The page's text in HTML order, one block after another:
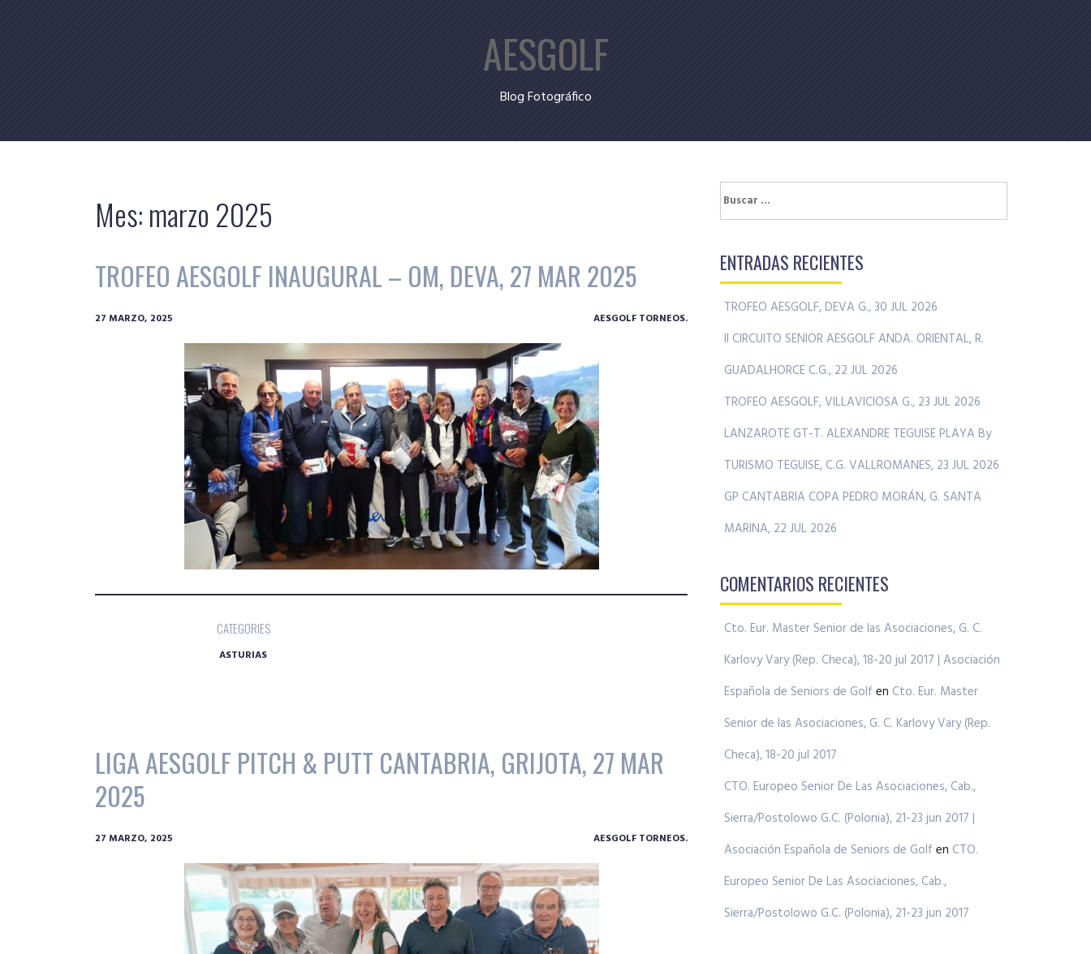
AESGOLF
Blog Fotográfico
Mes:marzo 2025
TROFEO AESGOLF INAUGURAL – OM, DEVA, 27 MAR 2025
27 MARZO, 2025 AESGOLF TORNEOS.
CATEGORIES
ASTURIAS
LIGA AESGOLF PITCH & PUTT CANTABRIA, GRIJOTA, 27 MAR
2025
27 MARZO, 2025 AESGOLF TORNEOS.
Buscar:
ENTRADAS RECIENTES
TROFEO AESGOLF, DEVA G., 30 JUL 2026
II CIRCUITO SENIOR AESGOLF ANDA. ORIENTAL, R.
GUADALHORCE C.G., 22 JUL 2026
TROFEO AESGOLF, VILLAVICIOSA G., 23 JUL 2026
LANZAROTE GT-T. ALEXANDRE TEGUISE PLAYA By
TURISMO TEGUISE, C.G. VALLROMANES, 23 JUL 2026
GP CANTABRIA COPA PEDRO MORÁN, G. SANTA
MARINA, 22 JUL 2026
COMENTARIOS RECIENTES
Cto. Eur. Master Senior de las Asociaciones, G. C.
Karlovy Vary (Rep. Checa), 18-20 jul 2017 | Asociación
Española de Seniors de Golf en Cto. Eur. Master
Senior de las Asociaciones, G. C. Karlovy Vary (Rep.
Checa), 18-20 jul 2017
CTO. Europeo Senior De Las Asociaciones, Cab.,
Sierra/Postolowo G.C. (Polonia), 21-23 jun 2017 |
Asociación Española de Seniors de Golf en CTO.
Europeo Senior De Las Asociaciones, Cab.,
Sierra/Postolowo G.C. (Polonia), 21-23 jun 2017